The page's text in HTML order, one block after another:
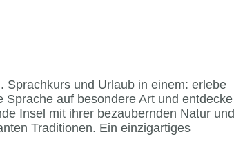
. Sprachkurs und Urlaub in einem: erlebe
Sprache auf besondere Art und entdecke
Insel mit ihrer bezaubernden Natur und
Traditionen. Ein einzigartiges